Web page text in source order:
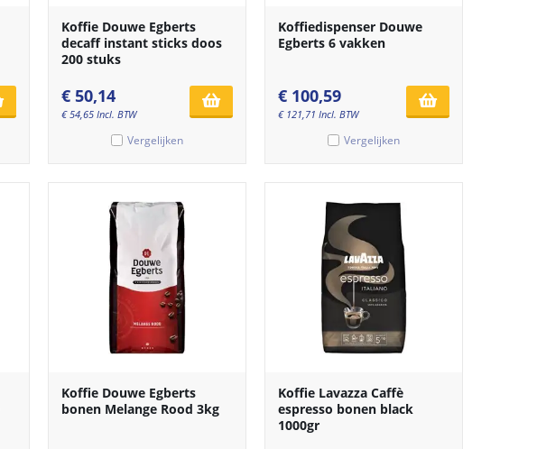
Koffie Douwe Egberts
decaff instant sticks doos
200 stuks
€ 50,14
€ 54,65 Incl. BTW
Vergelijken
Koffiedispenser Douwe
Egberts 6 vakken
€ 100,59
€ 121,71 Incl. BTW
Vergelijken
Koffie Douwe Egberts
bonen Melange Rood 3kg
Koffie Lavazza Caffè
espresso bonen black
1000gr